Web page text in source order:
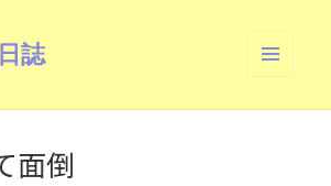
誌
ーとウ
面倒